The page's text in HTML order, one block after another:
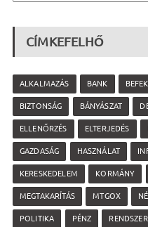
CÍMKEFELHŐ
ALKALMAZÁS BANK
BIZTONSÁG BÁNYÁSZAT
ELLENŐRZÉS ELTERJEDÉS
GAZDASÁG HASZNÁLAT
KERESKEDELEM KORMÁNY
MEGTAKARÍTÁS MTGOX
POLITIKA PÉNZ RENDSZER